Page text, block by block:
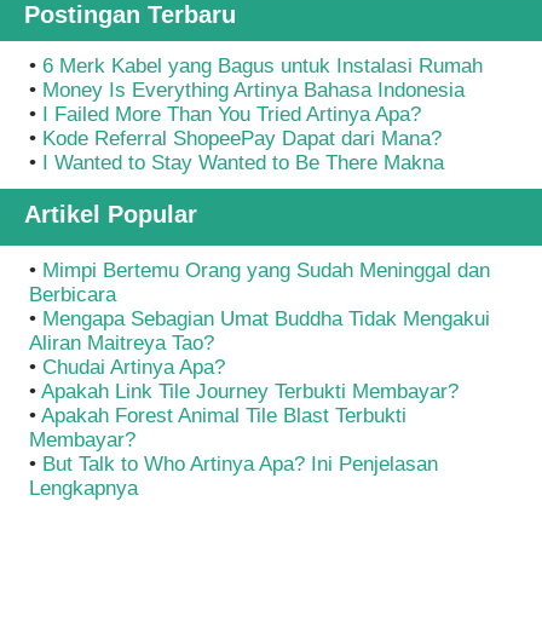
Postingan Terbaru
• 6 Merk Kabel yang Bagus untuk Instalasi Rumah
• Money Is Everything Artinya Bahasa Indonesia
•
I Failed More Than You Tried Artinya Apa?
• Kode Referral ShopeePay Dapat dari Mana?
•
I Wanted to Stay Wanted to Be There Makna
Artikel Popular
• Mimpi Bertemu Orang yang Sudah Meninggal dan
Berbicara
• Mengapa Sebagian Umat Buddha Tidak Mengakui
Aliran Maitreya Tao?
• Chudai Artinya Apa?
• Apakah Link Tile Journey Terbukti Membayar?
• Apakah Forest Animal Tile Blast Terbukti
Membayar?
• But Talk to Who Artinya Apa? Ini Penjelasan
Lengkapnya